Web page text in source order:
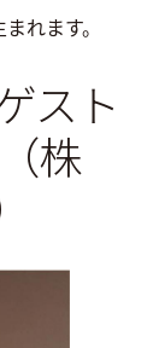
れます。
スト
株